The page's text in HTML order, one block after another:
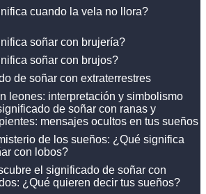
cuando la vela no llora?
soñar con brujería?
soñar con brujos?
de soñar con extraterrestres
leones: interpretación y simbolismo
de soñar con ranas y
mensajes ocultos en tus sueños
de los sueños: ¿Qué significa
con lobos?
el significado de soñar con
¿Qué quieren decir tus sueños?